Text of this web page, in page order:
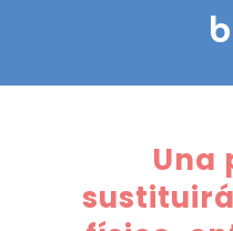
Una